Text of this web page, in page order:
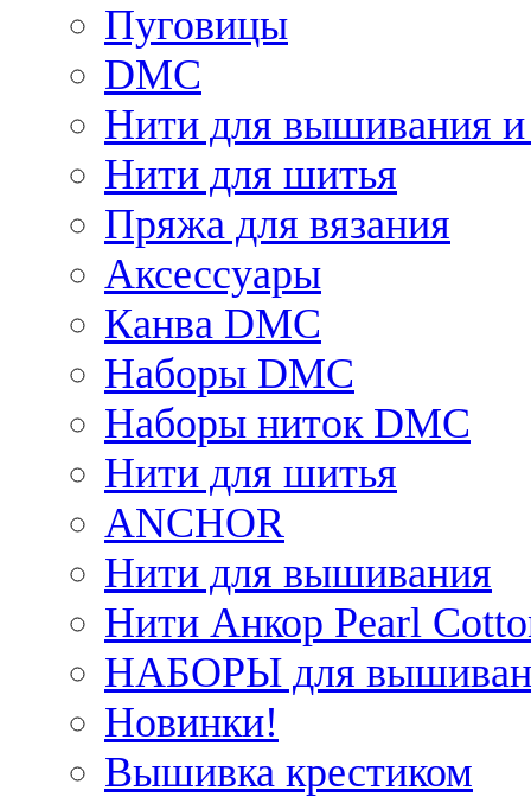
Пуговицы
DMC
Нити для вышивания и
Нити для шитья
Пряжа для вязания
Аксессуары
Канва DMC
Наборы DMC
Наборы ниток DMC
Нити для шитья
ANCHOR
Нити для вышивания
Нити Анкор Pearl
НАБОРЫ для
Новинки!
Вышивка крестиком